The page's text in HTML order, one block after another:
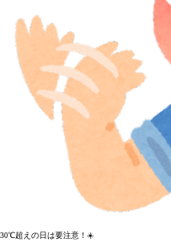
30℃超えの日は要注意！☀️